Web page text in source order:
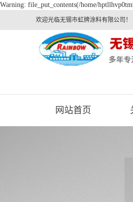
Warning: file_put_contents(/home/
欢迎光临无锡市虹牌涂料有限公司！
网站首页